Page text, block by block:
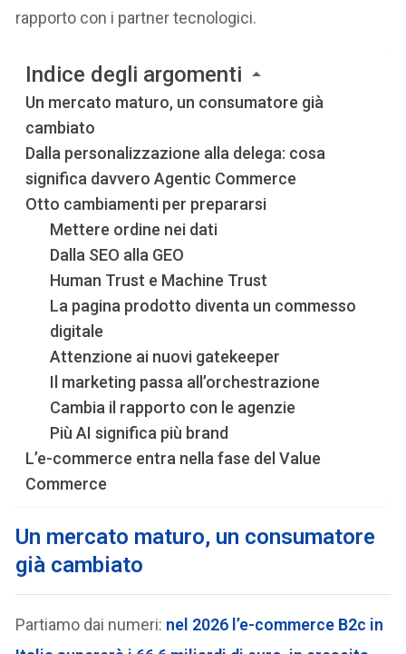
rapporto con i partner tecnologici.
Indice degli argomenti
Un mercato maturo, un consumatore già
cambiato
Dalla personalizzazione alla delega: cosa
significa davvero Agentic Commerce
Otto cambiamenti per prepararsi
Mettere ordine nei dati
Dalla SEO alla GEO
Human Trust e Machine Trust
La pagina prodotto diventa un commesso
digitale
Attenzione ai nuovi gatekeeper
Il marketing passa all’orchestrazione
Cambia il rapporto con le agenzie
Più AI significa più brand
L’e-commerce entra nella fase del Value
Commerce
Un mercato maturo, un consumatore
già cambiato
Partiamo dai numeri: nel 2026 l’e-commerce B2c in